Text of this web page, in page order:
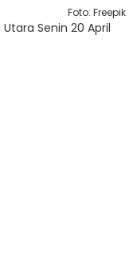
Foto: Freepik
Senin 20 April